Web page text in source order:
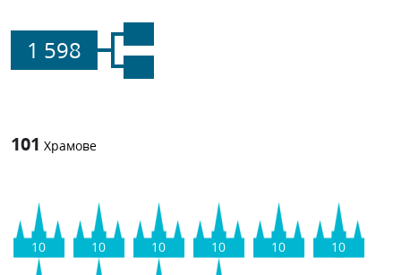
1 598
101 Храмове
10 10 10 10 10 10